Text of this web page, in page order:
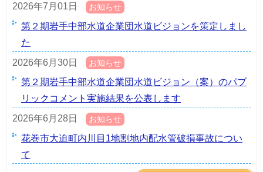
2026年7月01日
お知らせ
第２期岩手中部水道企業団水道ビジョンを策定しまし
た
2026年6月30日
お知らせ
第２期岩手中部水道企業団水道ビジョン（案）のパブ
リックコメント実施結果を公表します
2026年6月28日
お知らせ
花巻市大迫町内川目1地割地内配水管破損事故につい
て